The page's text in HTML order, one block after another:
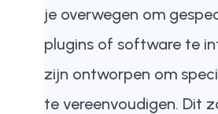
je overwegen om
plugins of software te
zijn ontworpen om
te vereenvoudigen. Dit